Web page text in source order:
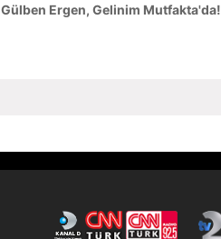
Gülben Ergen, Gelinim Mutfakta'da!